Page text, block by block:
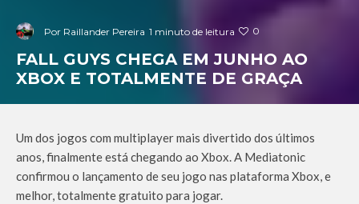
Por Raillander Pereira 1 minuto de leitura 0
FALL GUYS CHEGA EM JUNHO AO
XBOX E TOTALMENTE DE GRAÇA
Um dos jogos com multiplayer mais divertido dos últimos
anos, finalmente está chegando ao Xbox. A Mediatonic
confirmou o lançamento de seu jogo nas plataforma Xbox, e
melhor, totalmente gratuito para jogar.